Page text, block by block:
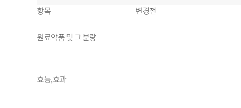
항목
변경전
원료약품 및 그 분량
효능,효과